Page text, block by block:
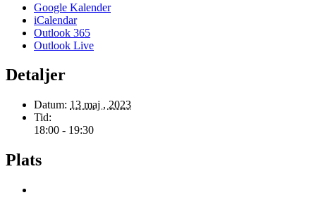
Google Kalender
iCalendar
Outlook 365
Outlook Live
Detaljer
Datum: 13 maj , 2023
Tid:
18:00 - 19:30
Plats